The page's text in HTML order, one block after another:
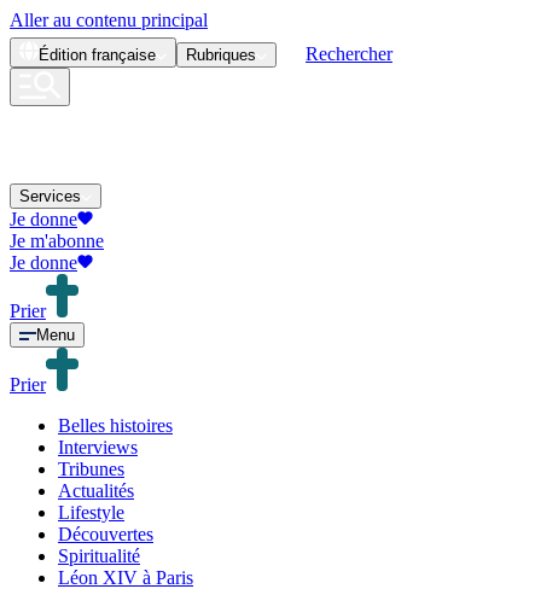
Aller au contenu principal
Édition française Rubriques Rechercher
Services
Je donne
Je m'abonne
Je donne
Prier
Menu
Prier
Belles histoires
Interviews
Tribunes
Actualités
Lifestyle
Découvertes
Spiritualité
Léon XIV à Paris